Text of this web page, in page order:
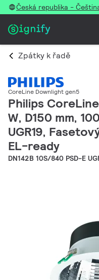
Česká republika -
Zpátky k řadě
CoreLine Downlight gen5
Philips
W, D150 mm,
UGR19,
EL-ready
DN142B 10S/840 PSD-E